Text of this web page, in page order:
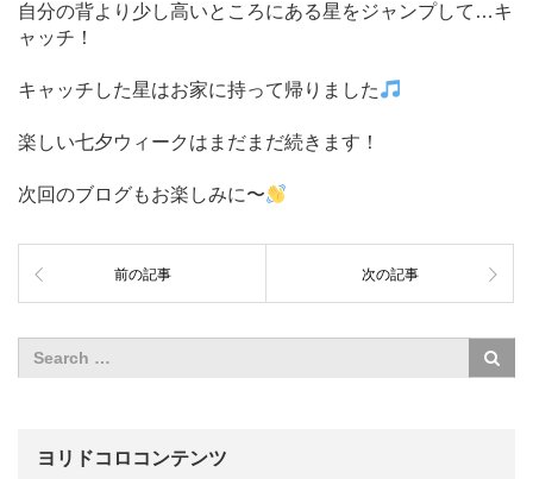
自分の背より少し高いところにある星をジャンプして…キ
ャッチ！
キャッチした星はお家に持って帰りました
楽しい七夕ウィークはまだまだ続きます！
次回のブログもお楽しみに〜
前の記事 次の記事
ヨリドコロコンテンツ